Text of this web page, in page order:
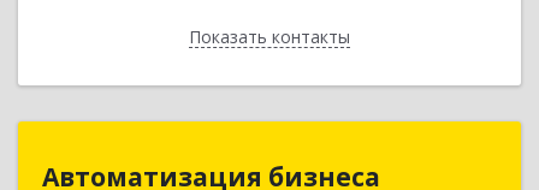
Показать контакты
Назад
Автоматизация бизнеса
Автоматизация бизнеса